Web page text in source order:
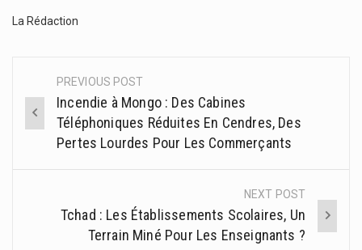
La Rédaction
Post
navigation
PREVIOUS POST
Incendie à Mongo : Des Cabines
Téléphoniques Réduites En Cendres, Des
Pertes Lourdes Pour Les Commerçants
NEXT POST
Tchad : Les Établissements Scolaires, Un
Terrain Miné Pour Les Enseignants ?